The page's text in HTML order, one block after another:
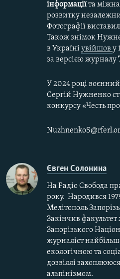
інформаціїта
розвитку
Фотографії
Також знімок
в Україні увійшов у
за версією журналу
У 2024 році
Сергій Нужненко
конкурсу «Честь
Євген Солонина
На Радіо Свобода
року. Народився
Мелітополь
Закінчив
Запорізького
журналіст
екологічною та
дозвіллі
альпінізмом.